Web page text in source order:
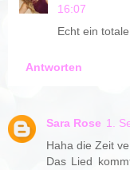
16:07
Echt ein
Antworten
Sara Rose 1.
Haha die Zeit
Das Lied